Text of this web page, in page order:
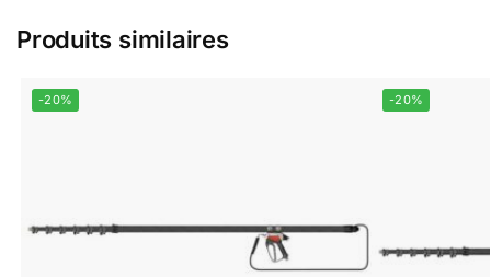
Produits similaires
-20% -20%